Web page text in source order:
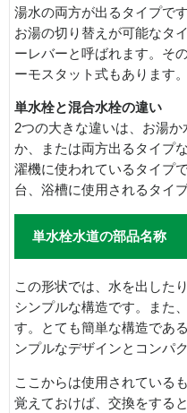
湯水の両方が出るタイプで
お湯の切り替えが可能なタ
ーレバーと呼ばれます。そ
ーモスタット式もあります。
単水栓と混合水栓の違い
2つの大きな違いは、お湯
か、または両方出るタイプ
濯機に使われているタイプ
台、浴槽に使用されるタイプ
単水栓水道の部品名称
この形状では、水を出した
シンプルな構造です。また
す。とても簡単な構造であ
ンプルなデザインとコンパ
ここからは使用されている
覚えておけば、交換をする